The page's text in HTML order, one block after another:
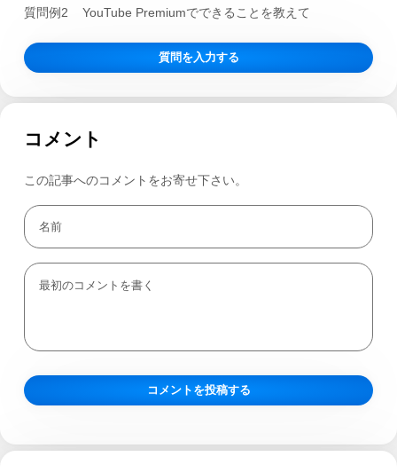
質問例2
YouTube Premiumでできることを教えて
質問を入力する
コメント
この記事へのコメントをお寄せ下さい。